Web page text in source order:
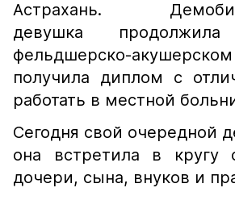
Астрахань.
девушка
фельдшерско-
получила диплом с
работать в местной
Сегодня свой очередной
она встретила в кругу
дочери, сына, внуков и